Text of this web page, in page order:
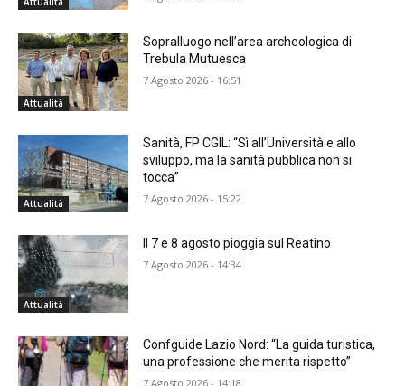
Attualità
Sopralluogo nell’area archeologica di
Trebula Mutuesca
7 Agosto 2026 - 16:51
Attualità
Sanità, FP CGIL: “Sì all’Università e allo
sviluppo, ma la sanità pubblica non si
tocca”
7 Agosto 2026 - 15:22
Attualità
Il 7 e 8 agosto pioggia sul Reatino
7 Agosto 2026 - 14:34
Confguide Lazio Nord: “La guida turistica,
una professione che merita rispetto”
7 Agosto 2026 - 14:18